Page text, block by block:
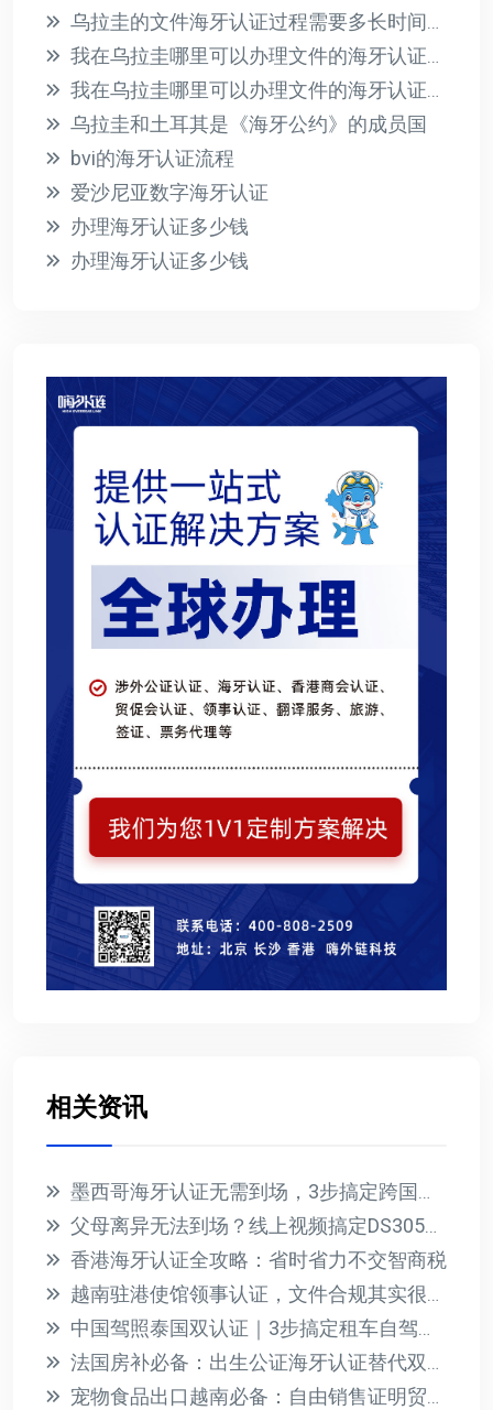
乌拉圭的文件海牙认证过程需要多长时间？此过程的相关费用是多少？
我在乌拉圭哪里可以办理文件的海牙认证？有哪些必要的要求？
我在乌拉圭哪里可以办理文件的海牙认证？有哪些必要的要求？
乌拉圭和土耳其是《海牙公约》的成员国
bvi的海牙认证流程
爱沙尼亚数字海牙认证
办理海牙认证多少钱
办理海牙认证多少钱
相关资讯
墨西哥海牙认证无需到场，3步搞定跨国文件公证
父母离异无法到场？线上视频搞定DS3053公证全攻略
香港海牙认证全攻略：省时省力不交智商税
越南驻港使馆领事认证，文件合规其实很简单
中国驾照泰国双认证｜3步搞定租车自驾，省心攻略来了
法国房补必备：出生公证海牙认证替代双认证，省时省力
宠物食品出口越南必备：自由销售证明贸促会认证全攻略